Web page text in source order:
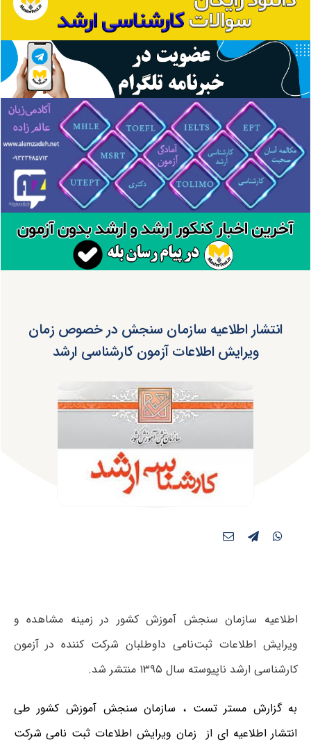
انتشار اطلاعیه سازمان سنجش در خصوص زمان
ویرایش اطلاعات آزمون کارشناسی ارشد
اطلاعیه سازمان سنجش آموزش کشور در زمینه مشاهده و
ویرایش اطلاعات ثبت‌نامی داوطلبان شرکت کننده در آزمون‌
کارشناسی ارشد ناپیوسته سال ۱۳۹۵ منتشر شد.
به گزارش مستر تست ، سازمان سنجش آموزش کشور طی
انتشار اطلاعیه ای از زمان ویرایش اطلاعات ثبت نامی شرکت